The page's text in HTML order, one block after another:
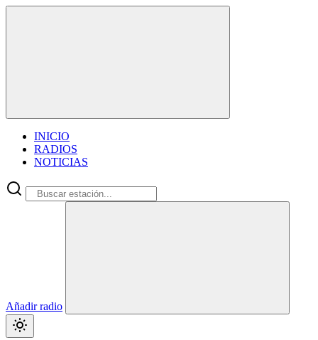
INICIO
RADIOS
NOTICIAS
Añadir radio